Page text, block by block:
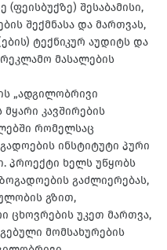
შესაბამისი,
შექმნასა და მართვას,
ტექნიკურ აუდიტს და
მასალების
„ადგილობრივი
კავშირების
რომელსაც
ინსტიტუტი პური
პროექტი ხელს უწყობს
გაძლიერებას,
გზით,
ცხოვრების უკეთ მართვა,
მომსახურების